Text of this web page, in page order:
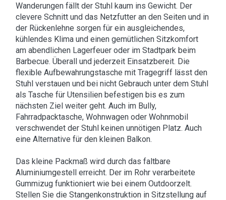
Wanderungen fällt der Stuhl kaum ins Gewicht. Der
clevere Schnitt und das Netzfutter an den Seiten und in
der Rückenlehne sorgen für ein ausgleichendes,
kühlendes Klima und einen gemütlichen Sitzkomfort
am abendlichen Lagerfeuer oder im Stadtpark beim
Barbecue. Überall und jederzeit Einsatzbereit. Die
flexible Aufbewahrungstasche mit Tragegriff lässt den
Stuhl verstauen und bei nicht Gebrauch unter dem Stuhl
als Tasche für Utensilien befestigen bis es zum
nächsten Ziel weiter geht. Auch im Bully,
Fahrradpacktasche, Wohnwagen oder Wohnmobil
verschwendet der Stuhl keinen unnötigen Platz. Auch
eine Alternative für den kleinen Balkon.
Das kleine Packmaß wird durch das faltbare
Aluminiumgestell erreicht. Der im Rohr verarbeitete
Gummizug funktioniert wie bei einem Outdoorzelt.
Stellen Sie die Stangenkonstruktion in Sitzstellung auf